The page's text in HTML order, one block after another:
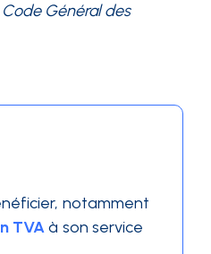
Général des
notamment
TVAà son service